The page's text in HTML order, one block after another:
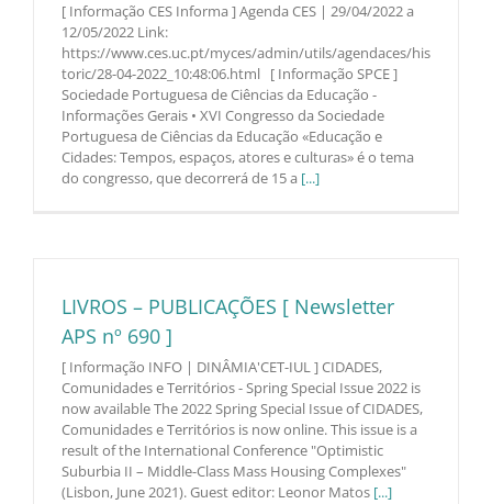
[ Informação CES Informa ] Agenda CES | 29/04/2022 a
12/05/2022 Link:
https://www.ces.uc.pt/myces/admin/utils/agendaces/his
toric/28-04-2022_10:48:06.html [ Informação SPCE ]
Sociedade Portuguesa de Ciências da Educação -
Informações Gerais • XVI Congresso da Sociedade
Portuguesa de Ciências da Educação «Educação e
Cidades: Tempos, espaços, atores e culturas» é o tema
do congresso, que decorrerá de 15 a [...]
LIVROS – PUBLICAÇÕES [ Newsletter
APS nº 690 ]
[ Informação INFO | DINÂMIA'CET-IUL ] CIDADES,
Comunidades e Territórios - Spring Special Issue 2022 is
now available The 2022 Spring Special Issue of CIDADES,
Comunidades e Territórios is now online. This issue is a
result of the International Conference "Optimistic
Suburbia II – Middle-Class Mass Housing Complexes"
(Lisbon, June 2021). Guest editor: Leonor Matos [...]